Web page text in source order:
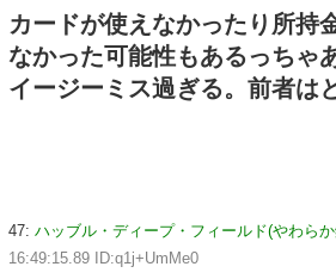
カードが使えなかったり所持
なかった可能性もあるっちゃ
イージーミス過ぎる。前者は
47: ハッブル・ディープ・フィールド(やわら
16:49:15.89 ID:q1j+UmMe0